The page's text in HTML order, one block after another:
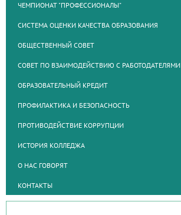
ЧЕМПИОНАТ "ПРОФЕССИОНАЛЫ"
СИСТЕМА ОЦЕНКИ КАЧЕСТВА ОБРАЗОВАНИЯ
ОБЩЕСТВЕННЫЙ СОВЕТ
СОВЕТ ПО ВЗАИМОДЕЙСТВИЮ С РАБОТОДАТЕЛЯМИ
ОБРАЗОВАТЕЛЬНЫЙ КРЕДИТ
ПРОФИЛАКТИКА И БЕЗОПАСНОСТЬ
ПРОТИВОДЕЙСТВИЕ КОРРУПЦИИ
ИСТОРИЯ КОЛЛЕДЖА
О НАС ГОВОРЯТ
КОНТАКТЫ